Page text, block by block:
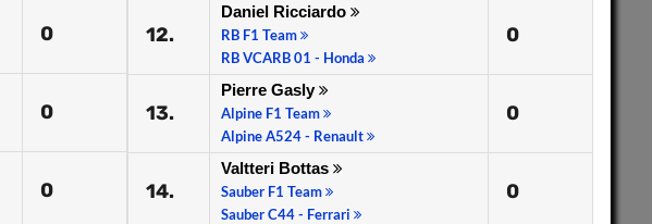
0
0
0
12.
Daniel Ricciardo
RB F1 Team
RB VCARB 01 - Honda
0
13.
Pierre Gasly
Alpine F1 Team
Alpine A524 - Renault
0
14.
Valtteri Bottas
Sauber F1 Team
Sauber C44 - Ferrari
0